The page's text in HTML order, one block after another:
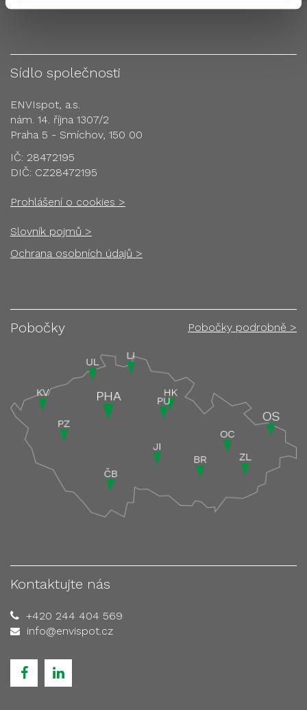
Sídlo společnosti
ENVIspot, a.s.
nám. 14. října 1307/2
Praha 5 - Smíchov, 150 00
IČ: 28472195
DIČ: CZ28472195
Prohlášení o cookies >
Slovník pojmů >
Ochrana osobních údajů >
Pobočky Pobočky podrobně >
Kontaktujte nás
+420 244 404 569
info@envispot.cz